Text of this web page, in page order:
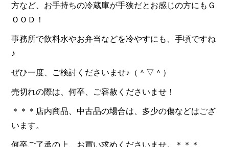
方など、お手持ちの冷蔵庫が手狭だとお感じの方にもＧ
ＯＯＤ！
事務所で飲料水やお弁当などを冷やすにも、手頃ですね
♪
ぜひ一度、ご検討くださいませ♪（＾▽＾）
売切れの際は、何卒、ご容赦くださいませ！
＊＊＊店内商品、中古品の場合は、多少の傷などはござ
います。
何卒ご了承の上、お買い求めくださいませ。＊＊＊